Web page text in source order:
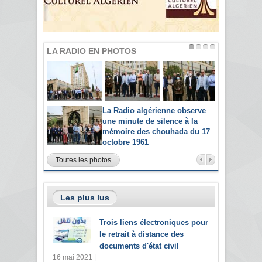
LA RADIO EN PHOTOS
La Radio algérienne observe
une minute de silence à la
mémoire des chouhada du 17
octobre 1961
Toutes les photos
Les plus lus
Trois liens électroniques pour
le retrait à distance des
documents d'état civil
16 mai 2021 |